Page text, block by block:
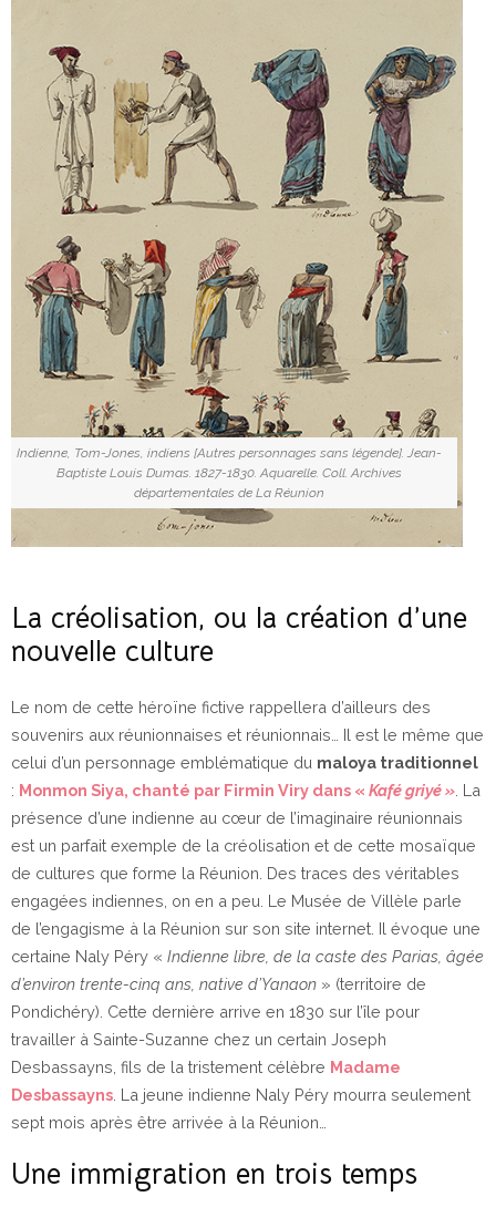
Indienne, Tom-Jones, indiens [Autres personnages sans légende]. Jean-
Baptiste Louis Dumas. 1827-1830. Aquarelle. Coll. Archives
départementales de La Réunion
La créolisation, ou la création d’une
nouvelle culture
Le nom de cette héroïne fictive rappellera d’ailleurs des
souvenirs aux réunionnaises et réunionnais… Il est le même que
celui d’un personnage emblématique du maloya traditionnel
: Monmon Siya, chanté par Firmin Viry dans « Kafégriyé» . La
présence d’une indienne au cœur de l’imaginaire réunionnais
est un parfait exemple de la créolisation et de cette mosaïque
de cultures que forme la Réunion. Des traces des véritables
engagées indiennes, on en a peu. Le Musée de Villèle parle
de l’engagisme à la Réunion sur son site internet. Il évoque une
certaine Naly Péry « Indienne libre, de la caste des Parias, âgée
d’environ trente-cinq ans, native d’Yanaon » (territoire de
Pondichéry). Cette dernière arrive en 1830 sur l’île pour
travailler à Sainte-Suzanne chez un certain Joseph
Desbassayns, fils de la tristement célèbre Madame
Desbassayns . La jeune indienne Naly Péry mourra seulement
sept mois après être arrivée à la Réunion…
Une immigration en trois temps